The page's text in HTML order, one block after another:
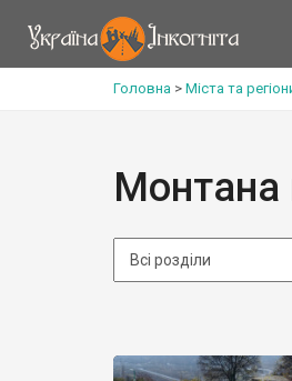
Головна > Міста та
Монтана